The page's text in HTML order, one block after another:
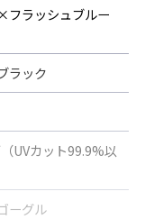
Swimming公
の選手に安心して
フラッシュブルー
ラック
UVカット99.9%以
ーグル